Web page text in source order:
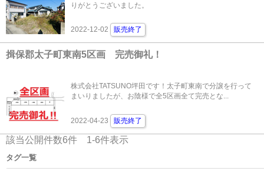
りがとうございました。
2022-12-02 販売終了
揖保郡太子町東南5区画 完売御礼！
株式会社TATSUNO坪田です！太子町東南で分譲を行って
まいりましたが、お陰様で全5区画全て完売とな...
2022-04-23 販売終了
該当公開件数6件 1-6件表示
タグ一覧